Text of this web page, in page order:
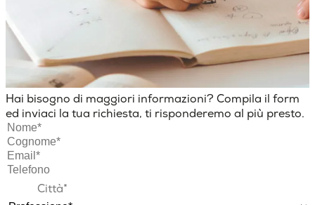
Hai bisogno di maggiori informazioni? Compila il form
ed inviaci la tua richiesta, ti risponderemo al più presto.